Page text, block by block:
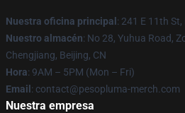
Nuestra oficina principal : 241 E 11th
Nuestro almacén: No 28, Yuhua Road,
Chengjiang, Beijing, CN
Hora: 9AM – 5PM (Mon – Fri)
Email : contact@pesopluma-merch.com
Nuestra empresa